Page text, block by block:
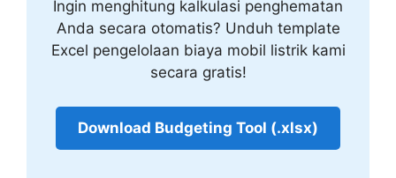
Ingin menghitung kalkulasi penghematan
Anda secara otomatis? Unduh template
Excel pengelolaan biaya mobil listrik kami
secara gratis!
Download Budgeting Tool (.xlsx)